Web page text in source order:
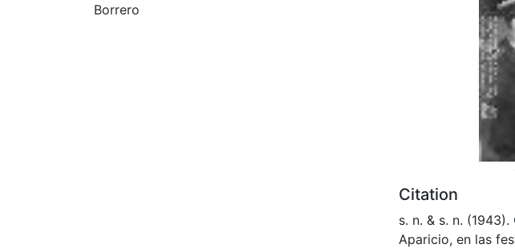
Borrero
Citation
s. n. & s. n.
Aparicio, en las